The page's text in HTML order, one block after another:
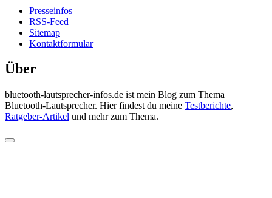
Presseinfos
RSS-Feed
Sitemap
Kontaktformular
Über
bluetooth-lautsprecher-infos.de ist mein Blog zum Thema
Bluetooth-Lautsprecher. Hier findest du meine Testberichte,
Ratgeber-Artikel und mehr zum Thema.